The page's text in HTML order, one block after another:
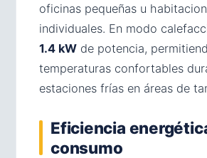
oficinas pequeñas u
individuales. En modo
1.4 kW de potencia,
temperaturas confortables
estaciones frías en áreas de
Eficiencia
consumo